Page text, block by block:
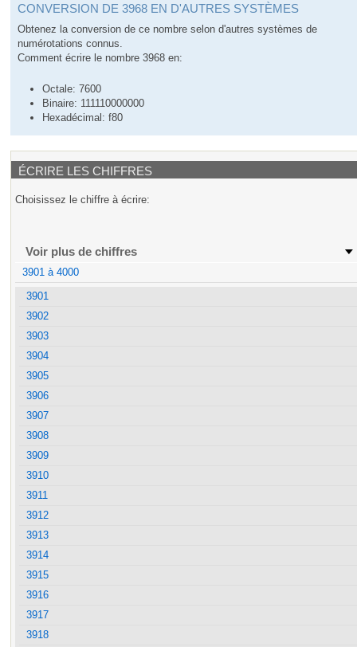
CONVERSION DE 3968 EN D'AUTRES SYSTÈMES
Obtenez la conversion de ce nombre selon d'autres systèmes de
numérotations connus.
Comment écrire le nombre 3968 en:
Octale: 7600
Binaire: 111110000000
Hexadécimal: f80
ÉCRIRE LES CHIFFRES
Choisissez le chiffre à écrire:
Voir plus de chiffres
3901 à 4000
3901
3902
3903
3904
3905
3906
3907
3908
3909
3910
3911
3912
3913
3914
3915
3916
3917
3918